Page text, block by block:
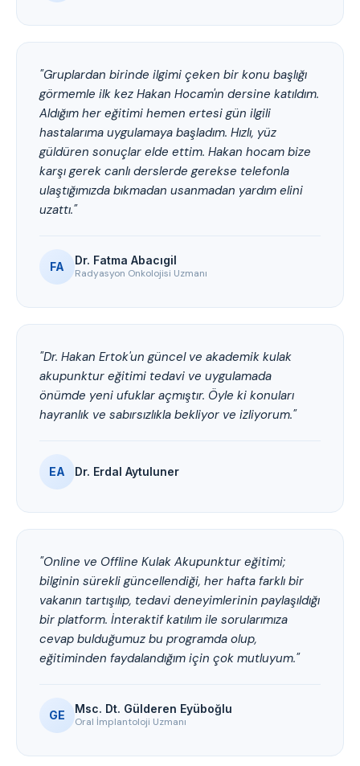
"Gruplardan birinde ilgimi çeken bir konu başlığı
görmemle ilk kez Hakan Hocam'ın dersine katıldım.
Aldığım her eğitimi hemen ertesi gün ilgili
hastalarıma uygulamaya başladım. Hızlı, yüz
güldüren sonuçlar elde ettim. Hakan hocam bize
karşı gerek canlı derslerde gerekse telefonla
ulaştığımızda bıkmadan usanmadan yardım elini
uzattı."
FA Dr. Fatma Abacıgil
Radyasyon Onkolojisi Uzmanı
"Dr. Hakan Ertok'un güncel ve akademik kulak
akupunktur eğitimi tedavi ve uygulamada
önümde yeni ufuklar açmıştır. Öyle ki konuları
hayranlık ve sabırsızlıkla bekliyor ve izliyorum."
EA Dr. Erdal Aytuluner
"Online ve Offline Kulak Akupunktur eğitimi;
bilginin sürekli güncellendiği, her hafta farklı bir
vakanın tartışılıp, tedavi deneyimlerinin paylaşıldığı
bir platform. İnteraktif katılım ile sorularımıza
cevap bulduğumuz bu programda olup,
eğitiminden faydalandığım için çok mutluyum."
GE Msc. Dt. Gülderen Eyüboğlu
Oral İmplantoloji Uzmanı